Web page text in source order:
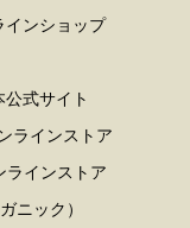
インショップ
公式サイト
ラインストア
ラインストア
ニック）